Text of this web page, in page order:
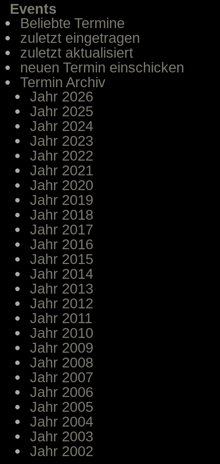
Events
Beliebte Termine
zuletzt eingetragen
zuletzt aktualisiert
neuen Termin einschicken
Termin Archiv
Jahr 2026
Jahr 2025
Jahr 2024
Jahr 2023
Jahr 2022
Jahr 2021
Jahr 2020
Jahr 2019
Jahr 2018
Jahr 2017
Jahr 2016
Jahr 2015
Jahr 2014
Jahr 2013
Jahr 2012
Jahr 2011
Jahr 2010
Jahr 2009
Jahr 2008
Jahr 2007
Jahr 2006
Jahr 2005
Jahr 2004
Jahr 2003
Jahr 2002